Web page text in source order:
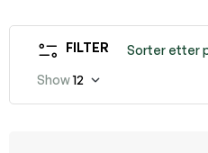
FILTER
Sorter etter
Show12